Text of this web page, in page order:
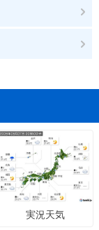
実況天気